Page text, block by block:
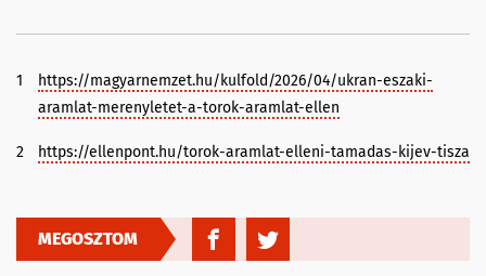
1
https://magyarnemzet.hu/kulfold/2026/04/ukran-eszaki-
aramlat-merenyletet-a-torok-aramlat-ellen
2 https://ellenpont.hu/torok-aramlat-elleni-tamadas-kijev-tisza
MEGOSZTOM